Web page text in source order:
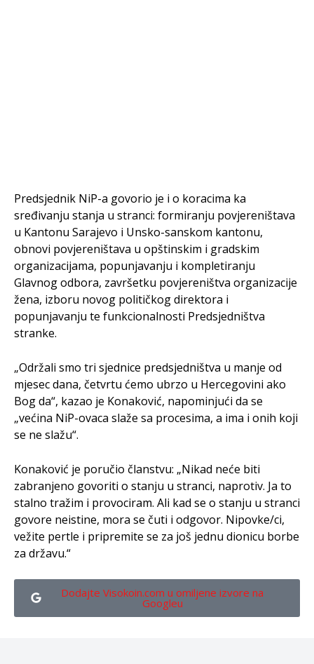
Predsjednik NiP-a govorio je i o koracima ka
sređivanju stanja u stranci: formiranju povjereništava
u Kantonu Sarajevo i Unsko-sanskom kantonu,
obnovi povjereništava u opštinskim i gradskim
organizacijama, popunjavanju i kompletiranju
Glavnog odbora, završetku povjereništva organizacije
žena, izboru novog političkog direktora i
popunjavanju te funkcionalnosti Predsjedništva
stranke.
„Održali smo tri sjednice predsjedništva u manje od
mjesec dana, četvrtu ćemo ubrzo u Hercegovini ako
Bog da“, kazao je Konaković, napominjući da se
„većina NiP-ovaca slaže sa procesima, a ima i onih koji
se ne slažu“.
Konaković je poručio članstvu: „Nikad neće biti
zabranjeno govoriti o stanju u stranci, naprotiv. Ja to
stalno tražim i provociram. Ali kad se o stanju u stranci
govore neistine, mora se čuti i odgovor. Nipovke/ci,
vežite pertle i pripremite se za još jednu dionicu borbe
za državu.“
Dodajte Visokoin.com u omiljene izvore na
Googleu